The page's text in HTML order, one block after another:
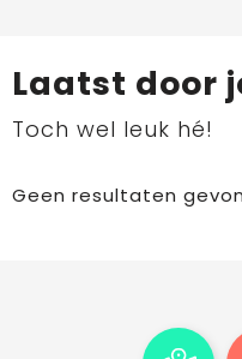
Laatst door
Toch wel leuk hé!
Geen resultaten